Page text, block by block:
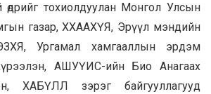
тохиолдуулан Монгол Улсын
газар, ХХААХҮЯ, Эрүүл мэндийн
Ургамал хамгааллын эрдэм
АШУҮИС-ийн Био Анагаах
ХАБҮЛЛ зэрэг байгууллагууд